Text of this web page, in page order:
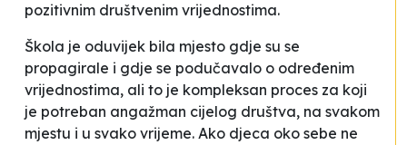
pozitivnim društvenim vrijednostima.
Škola je oduvijek bila mjesto gdje su se
propagirale i gdje se podučavalo o određenim
vrijednostima, ali to je kompleksan proces za koji
je potreban angažman cijelog društva, na svakom
mjestu i u svako vrijeme. Ako djeca oko sebe ne